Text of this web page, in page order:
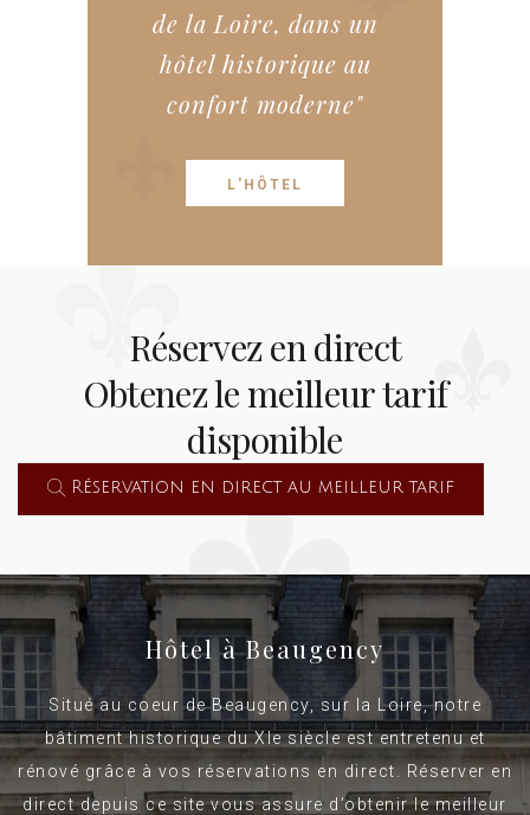
de la Loire, dans un
hôtel historique au
confort moderne"
L'HÔTEL
Réservez en direct
Obtenez le meilleur tarif
disponible
Réservation en direct au meilleur tarif
Hôtel à Beaugency
Situé au coeur de Beaugency, sur la Loire, notre
bâtiment historique du XIe siècle est entretenu et
rénové grâce à vos réservations en direct. Réserver en
direct depuis ce site vous assure d’obtenir le meilleur